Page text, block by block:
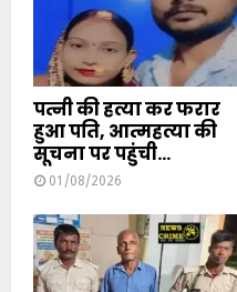
पत्नी की हत्या कर फरार
हुआ पति, आत्महत्या की
सूचना पर पहुंची...
01/08/2026